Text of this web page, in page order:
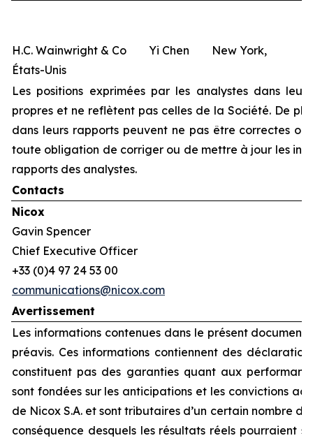
H.C. Wainwright & Co Yi Chen New York,
États-Unis
Les positions exprimées par les analystes dans
propres et ne reflètent pas celles de la Société. De
dans leurs rapports peuvent ne pas être correctes
toute obligation de corriger ou de mettre à jour les
rapports des analystes.
Contacts
Nicox
Gavin Spencer
Chief Executive Officer
+33 (0)4 97 24 53 00
communications@nicox.com
Avertissement
Les informations contenues dans le présent
préavis. Ces informations contiennent des
constituent pas des garanties quant aux
sont fondées sur les anticipations et les convictions
de Nicox S.A. et sont tributaires d’un certain nombre
conséquence desquels les résultats réels pourraient